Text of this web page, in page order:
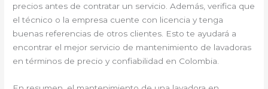
precios antes de contratar un servicio. Además, verifica que
el técnico o la empresa cuente con licencia y tenga
buenas referencias de otros clientes. Esto te ayudará a
encontrar el mejor servicio de mantenimiento de lavadoras
en términos de precio y confiabilidad en Colombia.